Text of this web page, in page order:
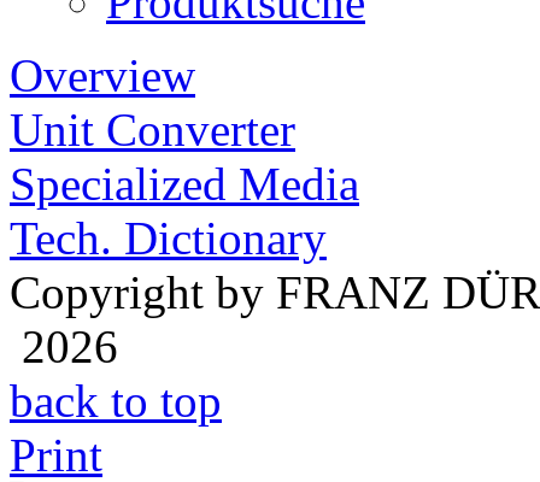
Overview
Unit Converter
Specialized Media
Tech. Dictionary
Copyright by FRANZ
2026
back to top
Print